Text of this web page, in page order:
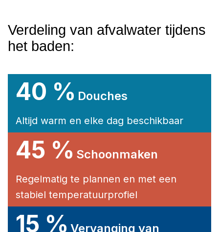
Verdeling van afvalwater tijdens
het baden:
40 % Douches
Altijd warm en elke dag beschikbaar
45 % Schoonmaken
Regelmatig te plannen en met een
stabiel temperatuurprofiel
15 % Vervanging van